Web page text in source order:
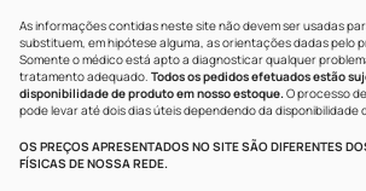
As informações contidas neste site não devem ser usadas
substituem, em hipótese alguma, as orientações dadas pelo
Somente o médico está apto a diagnosticar qualquer
tratamento adequado. Todos os pedidos efetuados estão
disponibilidade de produto em nosso estoque.O processo
pode levar até dois dias úteis dependendo da disponibilidade
OS PREÇOS APRESENTADOS NO SITE SÃO DIFERENTES
FÍSICAS DE NOSSA REDE.